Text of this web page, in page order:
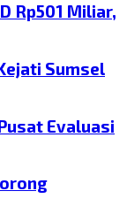
Rp501 Miliar,
Sumsel
Evaluasi